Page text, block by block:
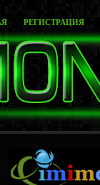
РЕГИСТРАЦИЯ